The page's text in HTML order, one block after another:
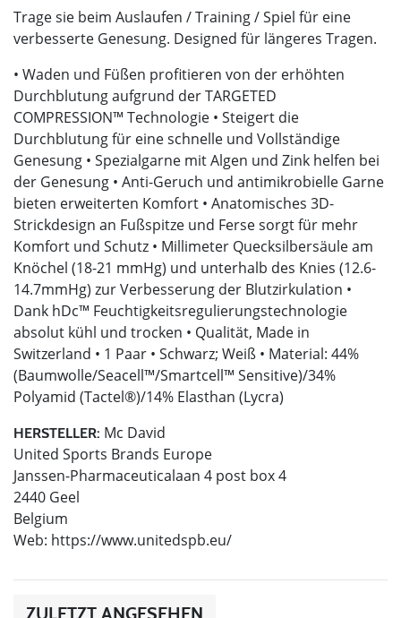
Trage sie beim Auslaufen / Training / Spiel für eine
verbesserte Genesung. Designed für längeres Tragen.
• Waden und Füßen profitieren von der erhöhten
Durchblutung aufgrund der TARGETED
COMPRESSION™ Technologie • Steigert die
Durchblutung für eine schnelle und Vollständige
Genesung • Spezialgarne mit Algen und Zink helfen bei
der Genesung • Anti-Geruch und antimikrobielle Garne
bieten erweiterten Komfort • Anatomisches 3D-
Strickdesign an Fußspitze und Ferse sorgt für mehr
Komfort und Schutz • Millimeter Quecksilbersäule am
Knöchel (18-21 mmHg) und unterhalb des Knies (12.6-
14.7mmHg) zur Verbesserung der Blutzirkulation •
Dank hDc™ Feuchtigkeitsregulierungstechnologie
absolut kühl und trocken • Qualität, Made in
Switzerland • 1 Paar • Schwarz; Weiß • Material: 44%
(Baumwolle/Seacell™/Smartcell™ Sensitive)/34%
Polyamid (Tactel®)/14% Elasthan (Lycra)
HERSTELLER: Mc David
United Sports Brands Europe
Janssen-Pharmaceuticalaan 4 post box 4
2440 Geel
Belgium
Web: https://www.unitedspb.eu/
ZULETZT ANGESEHEN